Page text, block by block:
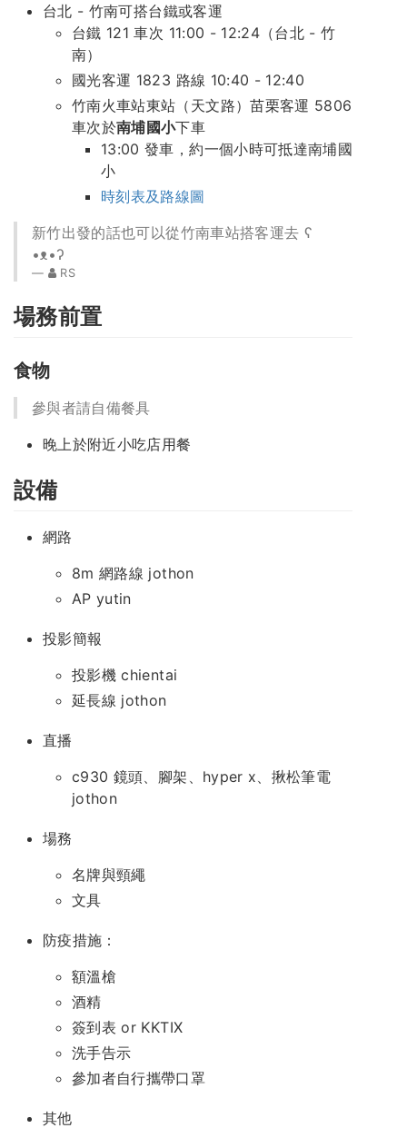
台北 - 竹南可搭台鐵或客運
台鐵 121 車次 11:00 - 12:24（台北 - 竹
南）
國光客運 1823 路線 10:40 - 12:40
竹南火車站東站（天文路）苗栗客運 5806
車次於南埔國小下車
13:00 發車，約一個小時可抵達南埔國
小
時刻表及路線圖
新竹出發的話也可以從竹南車站搭客運去 ʕ
•ᴥ•ʔ
RS
場務前置
食物
參與者請自備餐具
晚上於附近小吃店用餐
設備
網路
8m 網路線 jothon
AP yutin
投影簡報
投影機 chientai
延長線 jothon
直播
c930 鏡頭、腳架、hyper x、揪松筆電
jothon
場務
名牌與頸繩
文具
防疫措施：
額溫槍
酒精
簽到表 or KKTIX
洗手告示
參加者自行攜帶口罩
其他